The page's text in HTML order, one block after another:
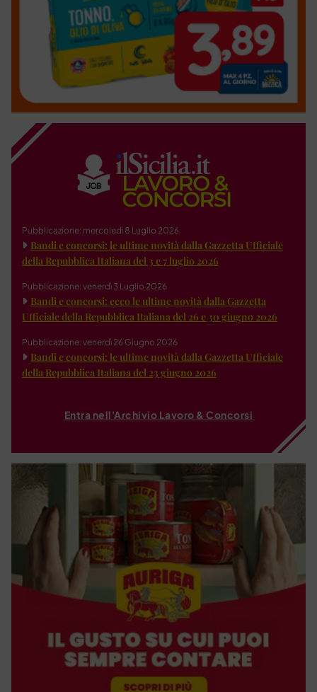
Pubblicazione: mercoledì 8 Luglio 2026
Bandi e concorsi: le ultime novità dalla Gazzetta Ufficiale
della Repubblica Italiana del 3 e 7 luglio 2026
Pubblicazione: venerdì 3 Luglio 2026
Bandi e concorsi: ecco le ultime novità dalla Gazzetta
Ufficiale della Repubblica Italiana del 26 e 30 giugno 2026
Pubblicazione: venerdì 26 Giugno 2026
Bandi e concorsi: le ultime novità dalla Gazzetta Ufficiale
della Repubblica Italiana del 23 giugno 2026
Entra nell'Archivio Lavoro & Concorsi